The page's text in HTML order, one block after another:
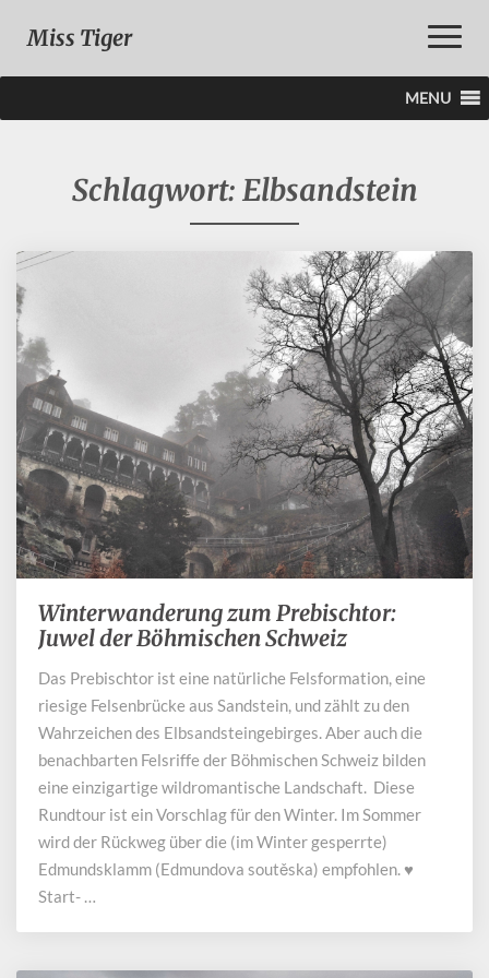
Toggle
Miss Tiger
MENU
Schlagwort: Elbsandstein
Winterwanderung
zum
Juwel
der
Böhmischen
Schweiz
Winterwanderung zum Prebischtor:
Juwel der Böhmischen Schweiz
Das Prebischtor ist eine natürliche Felsformation, eine
riesige Felsenbrücke aus Sandstein, und zählt zu den
Wahrzeichen des Elbsandsteingebirges. Aber auch die
benachbarten Felsriffe der Böhmischen Schweiz bilden
eine einzigartige wildromantische Landschaft. Diese
Rundtour ist ein Vorschlag für den Winter. Im Sommer
wird der Rückweg über die (im Winter gesperrte)
Edmundsklamm (Edmundova soutěska) empfohlen. ♥
Start- …